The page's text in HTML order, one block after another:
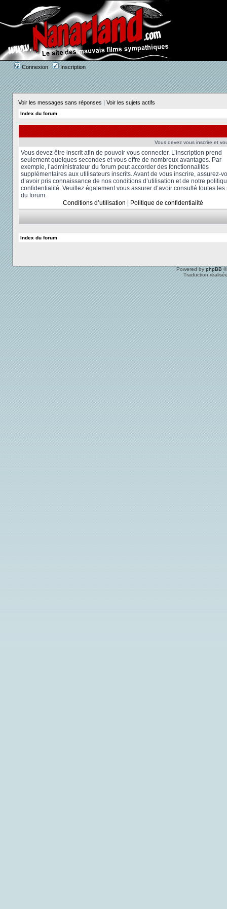
Connexion Inscription
Voir les messages sans réponses | Voir les sujets actifs
Index du forum
Vous devez vous inscrire et
Vous devez être inscrit afin de pouvoir vous connecter. L’inscription prend
seulement quelques secondes et vous offre de nombreux avantages. Par
exemple, l’administrateur du forum peut accorder des fonctionnalités
supplémentaires aux utilisateurs inscrits. Avant de vous inscrire, assurez-
d’avoir pris connaissance de nos conditions d’utilisation et de notre
confidentialité. Veuillez également vous assurer d’avoir consulté toutes les
du forum.
Conditions d’utilisation
Politique de confidentialité
Index du forum
Powered byphpBB©
Traduction